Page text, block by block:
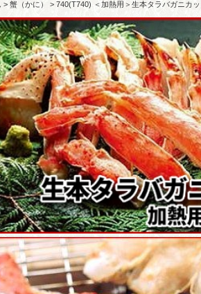
> 蟹（かに） > 740(T740) ＜加熱用＞生本タラバガニカ